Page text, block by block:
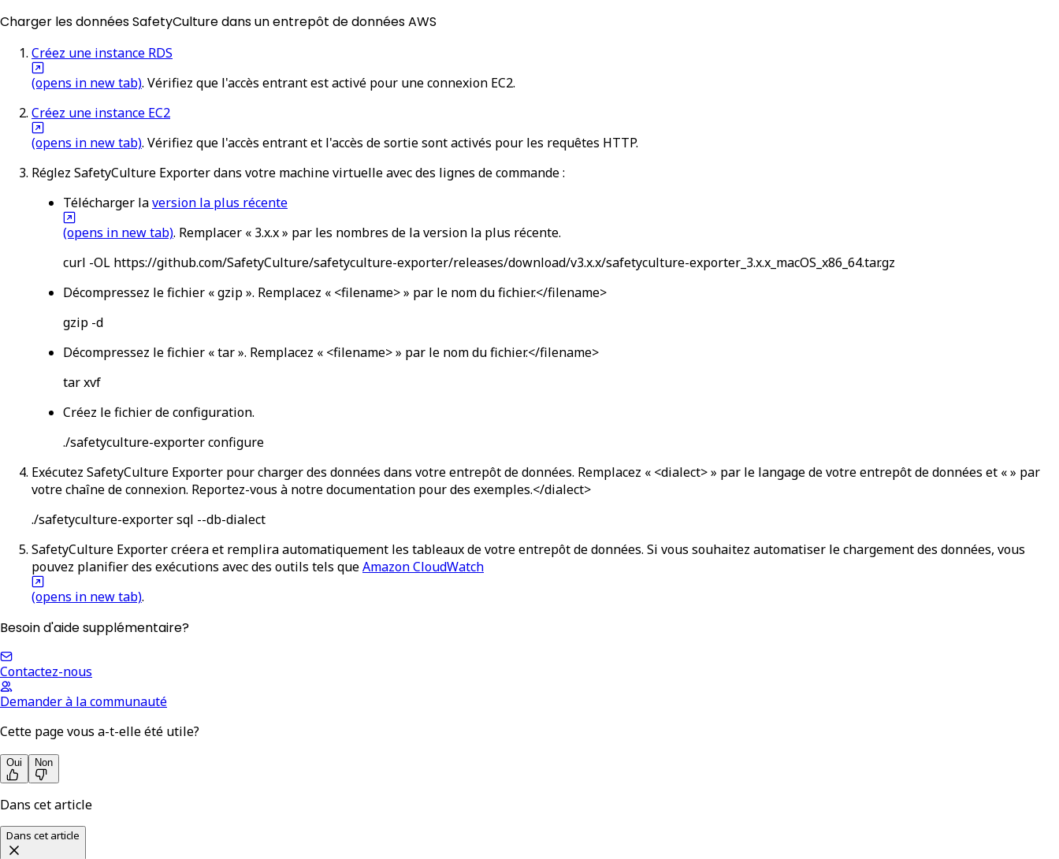
Charger les données SafetyCulture dans un entrepôt de données AWS
Créez une instance RDS
(opens in new tab). Vérifiez que l'accès entrant est activé pour une connexion EC2.
Créez une instance EC2
(opens in new tab). Vérifiez que l'accès entrant et l'accès de sortie sont activés pour les requêtes HTTP.
Réglez SafetyCulture Exporter dans votre machine virtuelle avec des lignes de commande :
Télécharger laversion la plus récente
(opens in new tab). Remplacer « 3.x.x » par les nombres de la version la plus récente.
curl -OL https://github.com/SafetyCulture/safetyculture-exporter/releases/download/v3.x.x/safetyculture-exporter_3.x.x_macOS_x86_64.tar.gz
Décompressez le fichier « gzip ». Remplacez « <filename> » par le nom du fichier.</filename>
gzip -d
Décompressez le fichier « tar ». Remplacez « <filename> » par le nom du fichier.</filename>
tar xvf
Créez le fichier de configuration.
./safetyculture-exporter configure
Exécutez SafetyCulture Exporter pour charger des données dans votre entrepôt de données. Remplacez « <dialect> » par le langage de votre entrepôt de données et « » par
votre chaîne de connexion. Reportez-vous à notre documentation pour des exemples.</dialect>
./safetyculture-exporter sql --db-dialect
SafetyCulture Exporter créera et remplira automatiquement les tableaux de votre entrepôt de données. Si vous souhaitez automatiser le chargement des données, vous
pouvez planifier des exécutions avec des outils tels queAmazon CloudWatch
(opens in new tab).
Besoin d'aide supplémentaire?
Contactez-nous
Demander à la communauté
Cette page vous a-t-elle été utile?
Oui Non
Dans cet article
Dans cet article